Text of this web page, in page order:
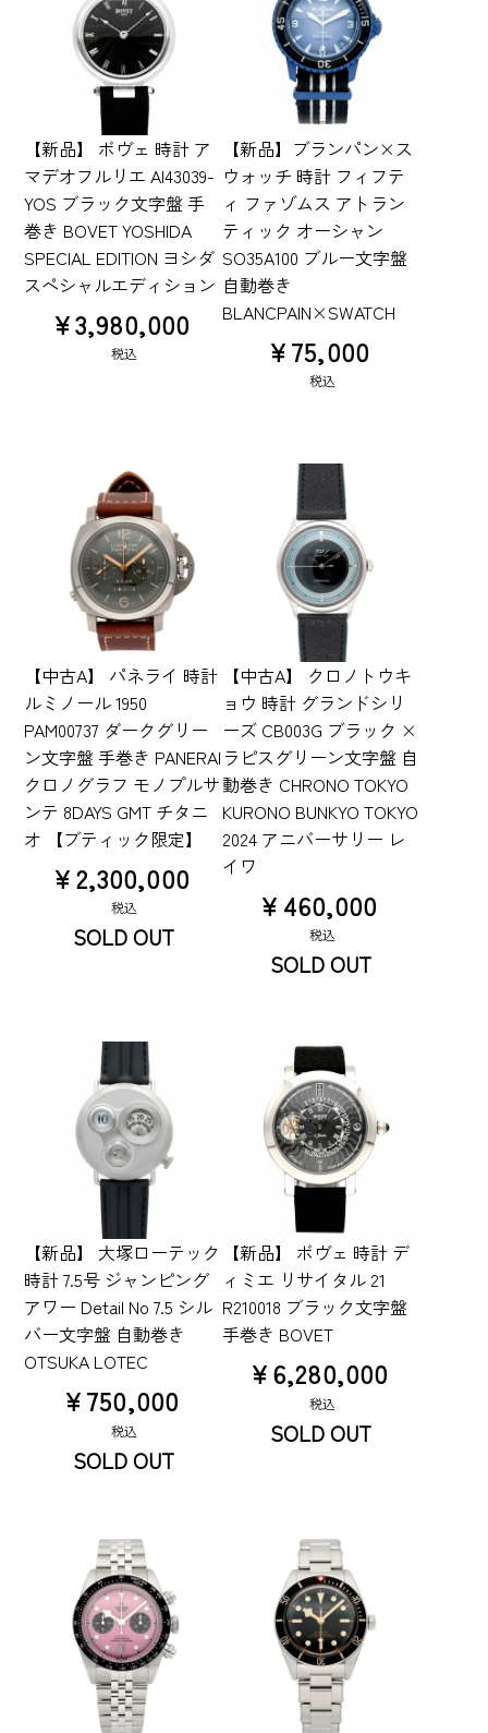
【新品】 ボヴェ 時計 ア
マデオフルリエ AI43039-
YOS ブラック文字盤 手
巻き BOVET YOSHIDA
SPECIAL EDITION ヨシダ
スペシャルエディション
¥3,980,000
税込
【新品】ブランパン×ス
ウォッチ 時計 フィフテ
ィ ファゾムス アトラン
ティック オーシャン
SO35A100 ブルー文字盤
自動巻き
BLANCPAIN×SWATCH
¥75,000
税込
【中古A】 パネライ 時計
ルミノール 1950
PAM00737 ダークグリー
ン文字盤 手巻き PANERAI
クロノグラフ モノプルサ
ンテ 8DAYS GMT チタニ
オ 【ブティック限定】
¥2,300,000
税込
SOLD OUT
【中古A】 クロノトウキ
ョウ 時計 グランドシリ
ーズ CB003G ブラック ×
ラピスグリーン文字盤 自
動巻き CHRONO TOKYO
KURONO BUNKYO TOKYO
2024 アニバーサリー レ
イワ
¥ 460,000
税込
SOLD OUT
【新品】 大塚ローテック
時計 7.5号 ジャンピング
アワー Detail No 7.5 シル
バー文字盤 自動巻き
OTSUKA LOTEC
¥750,000
税込
SOLD OUT
【新品】 ボヴェ 時計 デ
ィミエ リサイタル 21
R210018 ブラック文字盤
手巻き BOVET
¥6,280,000
税込
SOLD OUT